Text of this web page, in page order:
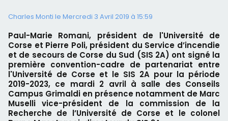
Charles Monti le Mercredi 3 Avril 2019 à 15:59
Paul-Marie Romani, président de l'Université de
Corse et Pierre Poli, président du Service d’incendie
et de secours de Corse du Sud (SIS 2A) ont signé la
première convention-cadre de partenariat entre
l'Université de Corse et le SIS 2A pour la période
2019-2023, ce mardi 2 avril à salle des Conseils
Campus Grimaldi en présence notamment de Marc
Muselli vice-président de la commission de la
Recherche de l’Université de Corse et le colonel